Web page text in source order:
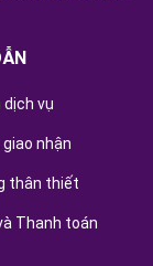
dịch vụ
nhận
thân thiết
Thanh toán